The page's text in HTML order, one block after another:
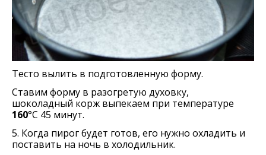
Тесто вылить в подготовленную форму.
Ставим форму в разогретую духовку,
шоколадный корж выпекаем при температуре
160°С 45 минут.
5. Когда пирог будет готов, его нужно охладить и
поставить на ночь в холодильник.